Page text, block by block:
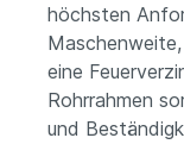
höchsten
eine
Rohrrahmen
und